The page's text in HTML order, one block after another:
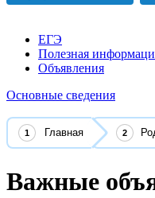
ЕГЭ
Полезная
Объявления
Основные сведения
Главная
Важные